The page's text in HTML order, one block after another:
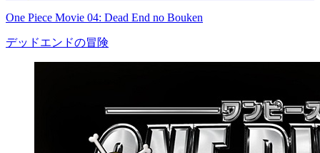
One Piece Movie 04: Dead End no Bouken
デッドエンドの冒険